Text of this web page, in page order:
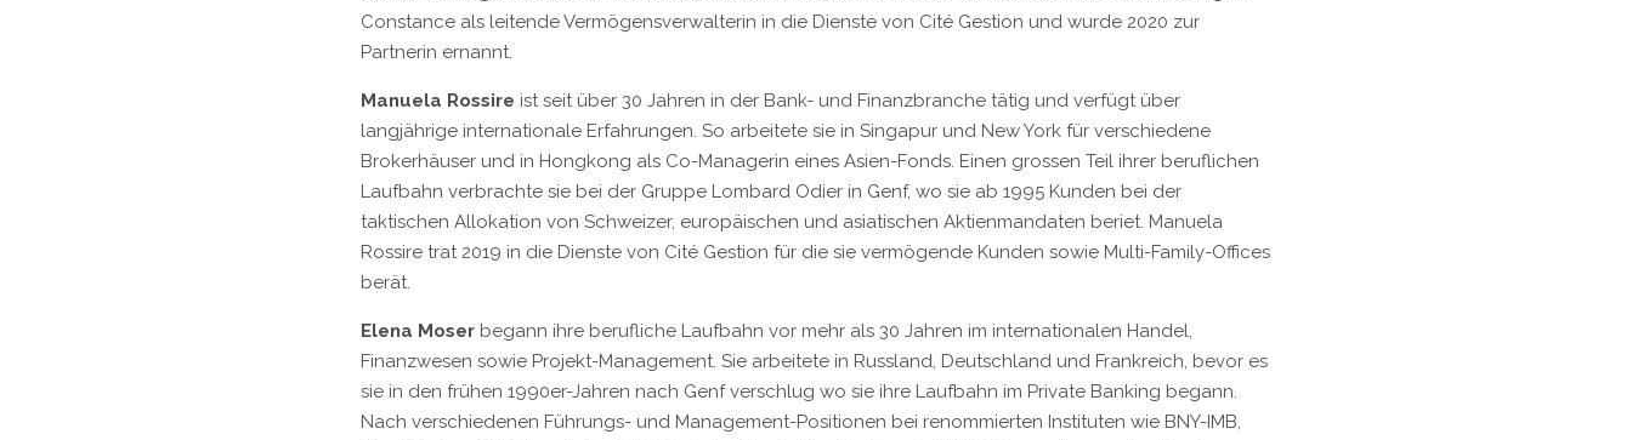
Constance als leitende Vermögensverwalterin in die Dienste von Cité Gestion und wurde 2020 zur
Partnerin ernannt.
Manuela Rossire ist seit über 30 Jahren in der Bank- und Finanzbranche tätig und verfügt über
langjährige internationale Erfahrungen. So arbeitete sie in Singapur und New York für verschiedene
Brokerhäuser und in Hongkong als Co-Managerin eines Asien-Fonds. Einen grossen Teil ihrer beruflichen
Laufbahn verbrachte sie bei der Gruppe Lombard Odier in Genf, wo sie ab 1995 Kunden bei der
taktischen Allokation von Schweizer, europäischen und asiatischen Aktienmandaten beriet. Manuela
Rossire trat 2019 in die Dienste von Cité Gestion für die sie vermögende Kunden sowie Multi-Family-Offices
berät.
Elena Moser begann ihre berufliche Laufbahn vor mehr als 30 Jahren im internationalen Handel,
Finanzwesen sowie Projekt-Management. Sie arbeitete in Russland, Deutschland und Frankreich, bevor es
sie in den frühen 1990er-Jahren nach Genf verschlug wo sie ihre Laufbahn im Private Banking begann.
Nach verschiedenen Führungs- und Management-Positionen bei renommierten Instituten wie BNY-IMB,